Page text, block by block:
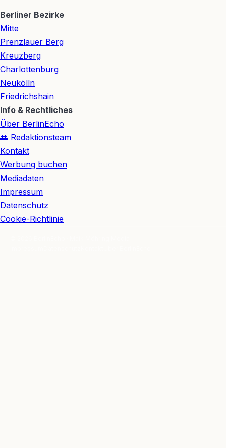
Berliner Bezirke
Mitte
Prenzlauer Berg
Kreuzberg
Charlottenburg
Neukölln
Friedrichshain
Info & Rechtliches
Über BerlinEcho
👥 Redaktionsteam
Kontakt
Werbung buchen
Mediadaten
Impressum
Datenschutz
Cookie-Richtlinie